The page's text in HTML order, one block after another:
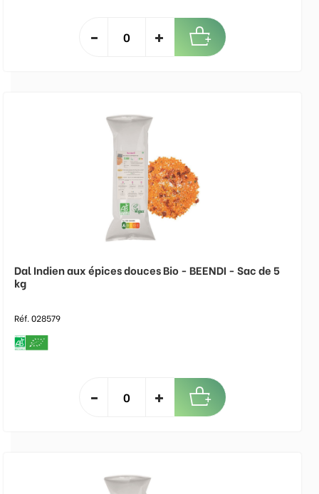
Dal Indien aux épices douces Bio - BEENDI - Sac de 5
kg
Réf. 028579